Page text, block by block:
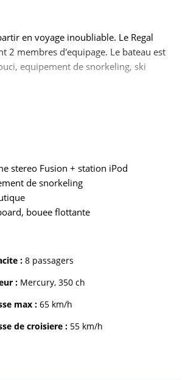
en voyage inoubliable. Le Regal
2 membres d'equipage. Le bateau est
equipement de snorkeling, ski
National Marin d'Angthong, faire une
stereo Fusion + station iPod
de snorkeling
bouee flottante
:8 passagers
:Mercury, 350 ch
max :65 km/h
de croisiere :55 km/h